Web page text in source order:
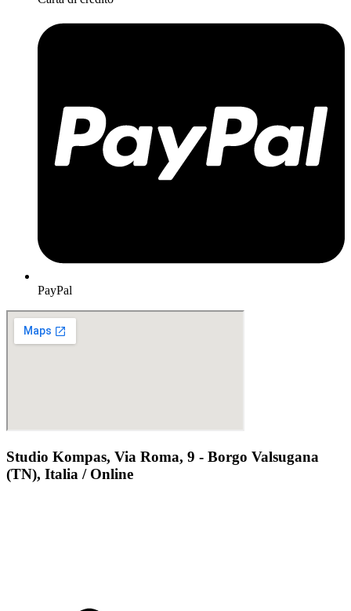
PayPal
Studio Kompas, Via Roma, 9 - Borgo Valsugana
(TN), Italia / Online